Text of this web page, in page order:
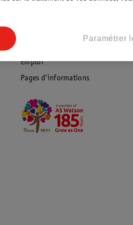
Emploi
Pages d’informations
Paramétrer